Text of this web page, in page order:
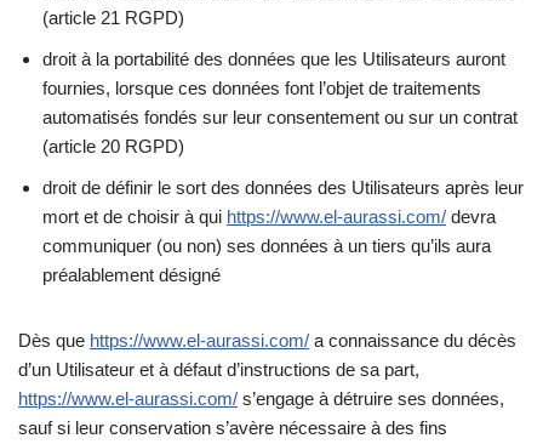
(article 21 RGPD)
droit à la portabilité des données que les Utilisateurs auront
fournies, lorsque ces données font l’objet de traitements
automatisés fondés sur leur consentement ou sur un contrat
(article 20 RGPD)
droit de définir le sort des données des Utilisateurs après leur
mort et de choisir à qui https://www.el-aurassi.com/ devra
communiquer (ou non) ses données à un tiers qu’ils aura
préalablement désigné
Dès que https://www.el-aurassi.com/ a connaissance du décès
d’un Utilisateur et à défaut d’instructions de sa part,
https://www.el-aurassi.com/ s’engage à détruire ses données,
sauf si leur conservation s’avère nécessaire à des fins